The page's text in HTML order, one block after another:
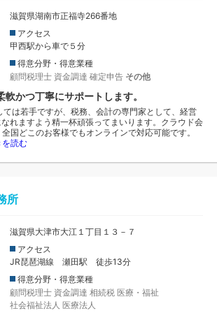
滋賀県湖南市正福寺266番地
アクセス
甲西駅から車で５分
得意分野・得意業種
顧問税理士 資金調達 確定申告 その他
かつ丁寧にサポートします。
は若手ですが、税務、会計の専門家として、経営
れますよう精一杯頑張ってまいります。クラウド会
国どこのお客様でもオンラインで対応可能です。
を読む
所
滋賀県大津市大江１丁目１３－７
アクセス
JR琵琶湖線 瀬田駅 徒歩13分
得意分野・得意業種
顧問税理士 資金調達 相続税 医療・福祉
社会福祉法人 医療法人